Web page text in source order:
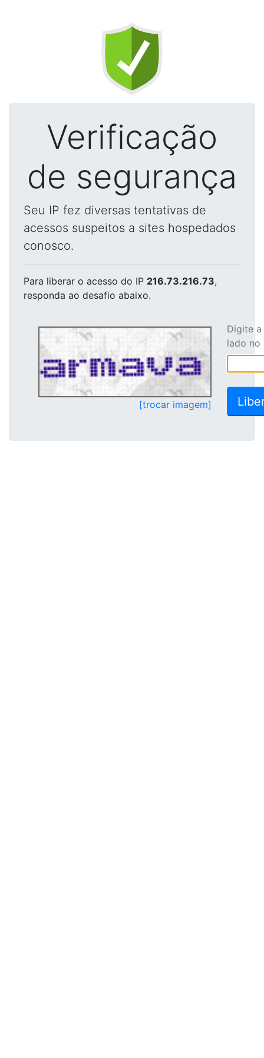
Verificação
de segurança
Seu IP fez diversas tentativas de
acessos suspeitos a sites hospedados
conosco.
Para liberar o acesso do IP 216.73.216.73,
responda ao desafio abaixo.
[trocar imagem]
Digite
lado no